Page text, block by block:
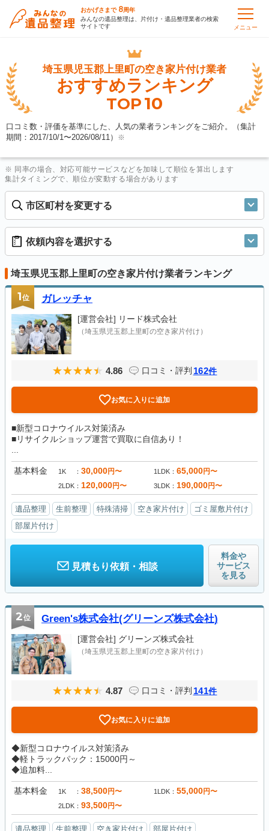
おかげさまで 8周年
みんなの遺品整理は、片付け・遺品整理業者の検索
サイトです
メニュー
埼玉県児玉郡上里町の空き家片付け業者
おすすめランキング
TOP10
口コミ数・評価を基準にした、人気の業者ランキングをご紹介。（集計
期間：2017/10/1〜2026/08/11） ※
※ 同率の場合、対応可能サービスなどを加味して順位を算出します
集計タイミングで、順位が変動する場合があります
市区町村を変更する
依頼内容を選択する
埼玉県児玉郡上里町の空き家片付け業者ランキング
1位 ガレッチャ
[運営会社] リード株式会社
（埼玉県児玉郡上里町の空き家片付け）
4.86 口コミ・評判 162件
お気に入りに追加
■新型コロナウイルス対策済み
■リサイクルショップ運営で買取に自信あり！
基本料金 1K 30,000円〜 1LDK 65,000円〜
2LDK 120,000円〜 3LDK 190,000円〜
遺品整理 生前整理 特殊清掃 空き家片付け
ゴミ屋敷片付け
部屋片付け
見積もり依頼・相談
料金や
サービス
を見る
2位 Green's株式会社(グリーンズ株式会社)
[運営会社] グリーンズ株式会社
（埼玉県児玉郡上里町の空き家片付け）
4.87 口コミ・評判 141件
お気に入りに追加
◆新型コロナウイルス対策済み
◆軽トラックパック：15000円～
◆追加料...
基本料金 1K 38,500円〜 1LDK 55,000円〜
2LDK 93,500円〜
遺品整理 生前整理 空き家片付け 部屋片付け